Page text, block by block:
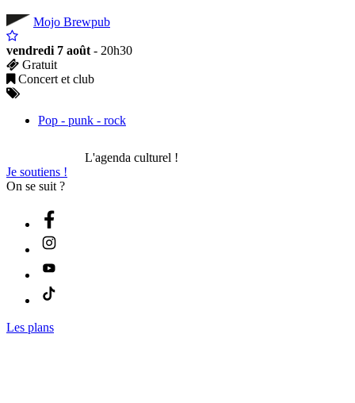
Mojo Brewpub
vendredi 7 août - 20h30
Gratuit
Concert et club
Pop - punk - rock
L'agenda culturel !
Je soutiens !
On se suit ?
Les plans